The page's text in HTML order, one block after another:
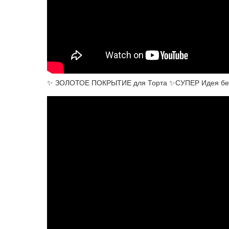
✨ ЗОЛОТОЕ ПОКРЫТИЕ для Торта ✨СУПЕР Идея